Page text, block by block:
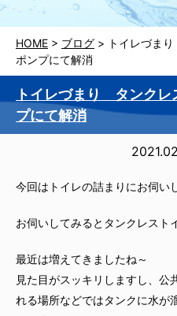
HOME > ブログ > トイレづま
ポンプにて解消
トイレづまり タンク
プにて解消
今回はトイレの詰まりにお伺い
お伺いしてみるとタンクレスト
最近は増えてきましたね～
見た目がスッキリしますし、公
れる場所などではタンクに水が